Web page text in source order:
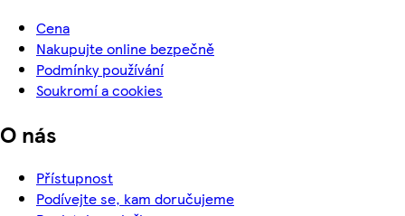
Cena
Nakupujte online bezpečně
Podmínky používání
Soukromí a cookies
O nás
Přístupnost
Podívejte se, kam doručujeme